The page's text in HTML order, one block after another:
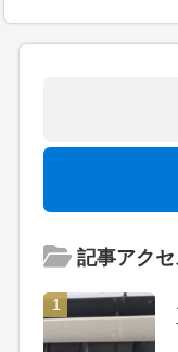
記事アク
1